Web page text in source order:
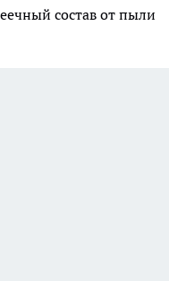
состав от пыли